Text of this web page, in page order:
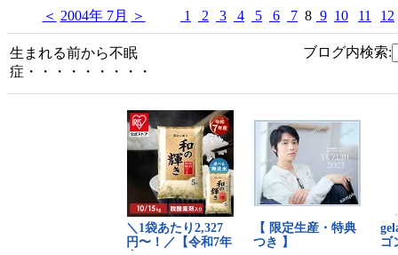
＜ 2004年 7月 ＞ 1 2 3 4 5 6 7 8 9 10 11 12
生まれる前から不眠
症・・・・・・・・・
ブログ内検索: